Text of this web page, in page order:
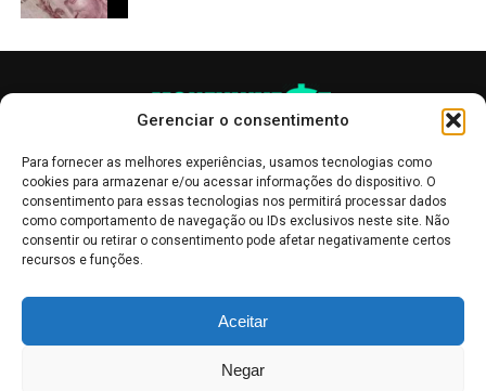
Gerenciar o consentimento
Para fornecer as melhores experiências, usamos tecnologias como
cookies para armazenar e/ou acessar informações do dispositivo. O
consentimento para essas tecnologias nos permitirá processar dados
como comportamento de navegação ou IDs exclusivos neste site. Não
consentir ou retirar o consentimento pode afetar negativamente certos
recursos e funções.
Aceitar
Negar
informativo, servindo como boletins de divulgação, e não devem ser
interpretadas como recomendações de investimento.Leia mais
Bolsa de Valores